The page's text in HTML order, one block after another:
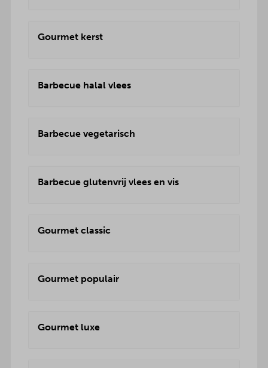
Gourmet kerst
Barbecue halal vlees
Barbecue vegetarisch
Barbecue glutenvrij vlees en vis
Gourmet classic
Gourmet populair
Gourmet luxe